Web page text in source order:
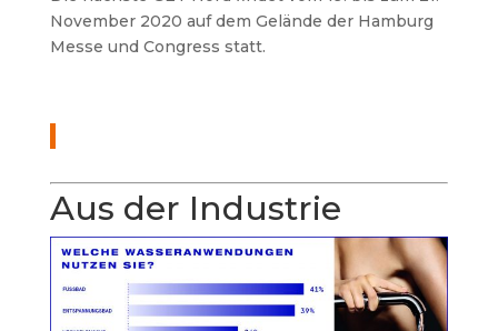
November 2020 auf dem Gelände der Hamburg
Messe und Congress statt.
Aus der Industrie